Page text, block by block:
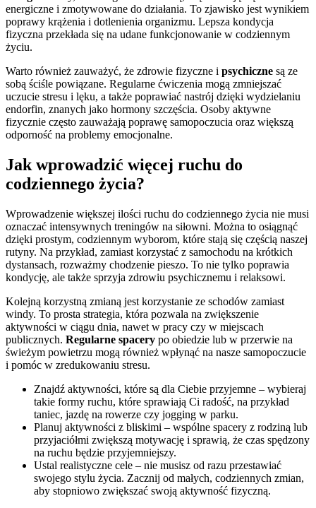
energiczne i zmotywowane do działania. To zjawisko jest wynikiem
poprawy krążenia i dotlenienia organizmu. Lepsza kondycja
fizyczna przekłada się na udane funkcjonowanie w codziennym
życiu.
Warto również zauważyć, że zdrowie fizyczne i psychiczne są ze
sobą ściśle powiązane. Regularne ćwiczenia mogą zmniejszać
uczucie stresu i lęku, a także poprawiać nastrój dzięki wydzielaniu
endorfin, znanych jako hormony szczęścia. Osoby aktywne
fizycznie często zauważają poprawę samopoczucia oraz większą
odporność na problemy emocjonalne.
Jak wprowadzić więcej ruchu do
codziennego życia?
Wprowadzenie większej ilości ruchu do codziennego życia nie musi
oznaczać intensywnych treningów na siłowni. Można to osiągnąć
dzięki prostym, codziennym wyborom, które stają się częścią naszej
rutyny. Na przykład, zamiast korzystać z samochodu na krótkich
dystansach, rozważmy chodzenie pieszo. To nie tylko poprawia
kondycję, ale także sprzyja zdrowiu psychicznemu i relaksowi.
Kolejną korzystną zmianą jest korzystanie ze schodów zamiast
windy. To prosta strategia, która pozwala na zwiększenie
aktywności w ciągu dnia, nawet w pracy czy w miejscach
publicznych. Regularne spacery po obiedzie lub w przerwie na
świeżym powietrzu mogą również wpłynąć na nasze samopoczucie
i pomóc w zredukowaniu stresu.
Znajdź aktywności, które są dla Ciebie przyjemne – wybieraj
takie formy ruchu, które sprawiają Ci radość, na przykład
taniec, jazdę na rowerze czy jogging w parku.
Planuj aktywności z bliskimi – wspólne spacery z rodziną lub
przyjaciółmi zwiększą motywację i sprawią, że czas spędzony
na ruchu będzie przyjemniejszy.
Ustal realistyczne cele – nie musisz od razu przestawiać
swojego stylu życia. Zacznij od małych, codziennych zmian,
aby stopniowo zwiększać swoją aktywność fizyczną.